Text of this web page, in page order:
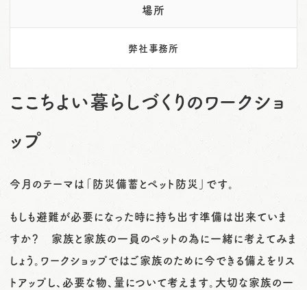
場所
弊社事務所
ここちよい暮らしづくりのワークショ
ップ
今月のテーマは「防災備蓄とペット防災」です。
もしも避難が必要になった時に持ち出す準備は出来ていま
すか？ 家族と家族の一員のペットの為に一緒に考えてみま
しょう。ワークショップではご家族のために今できる備えをリス
トアップし、必要な物、量について考えます。大切な家族の一